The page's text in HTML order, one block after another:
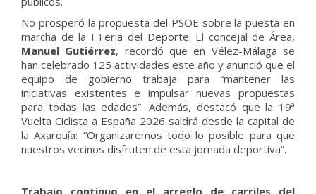
No prosperó la propuesta del PSOE sobre la puesta en
marcha de la I Feria del Deporte. El concejal de Área,
Manuel Gutiérrez, recordó que en Vélez-Málaga se
han celebrado 125 actividades este año y anunció que el
equipo de gobierno trabaja para “mantener las
iniciativas existentes e impulsar nuevas propuestas
para todas las edades”. Además, destacó que la 19ª
Vuelta Ciclista a España 2026 saldrá desde la capital de
la Axarquía: “Organizaremos todo lo posible para que
nuestros vecinos disfruten de esta jornada deportiva”.
Trabajo continuo en el arreglo de carriles del